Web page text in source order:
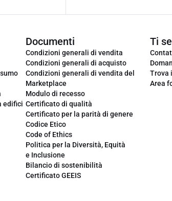
edifici
Documenti
Condizioni generali di vendita
Condizioni generali di acquisto
Condizioni generali di vendita del
Marketplace
Modulo di recesso
Certificato di qualità
Certificato per la parità di genere
Codice Etico
Code of Ethics
Politica per la Diversità, Equità
e Inclusione
Bilancio di sostenibilità
Certificato GEEIS
Ti
Trova
Area